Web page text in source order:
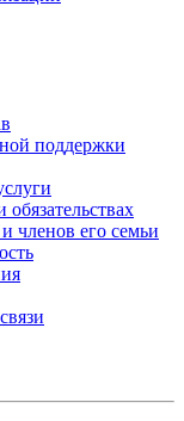
поддержки
членов его семьи